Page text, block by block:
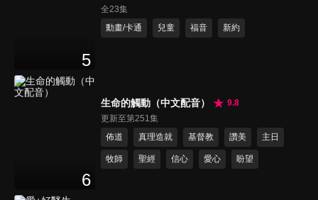
5
全23集
動畫/卡通
兒童 福音 新約
6
生命的觸動（中文配音）
9.8
更新至第251集
佈道
真理造就 基督教 讚美 主日
牧師 聖經 信心 愛心 盼望